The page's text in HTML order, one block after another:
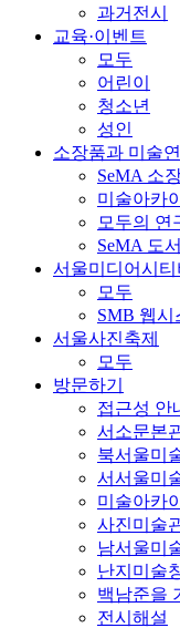
과거전시
교육·이벤트
모두
어린이
청소년
성인
소장품과 미술
SeMA 소
미술아카
모두의 연
SeMA 도
서울미디어시티
모두
SMB 웹시
서울사진축제
모두
방문하기
접근성 안
서소문본
북서울미
서서울미
미술아카
사진미술
남서울미
난지미술
백남준을
전시해설